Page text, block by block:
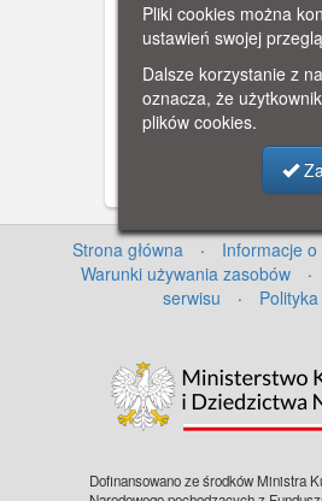
Gdańsk - Oliwa,
Górze Kościuszki
Pomnik wzniesiony na
(pomiędzy ob. ulicami: Spacerową i
Kościerską, obok
.Upamiętniał zwiedzanie
przez królową Luizę i jej
Prus, Fryderyka Wilhelma
1797 r.
Strona główna
· Informacje
Warunki używania zasobów
·
serwisu
·
Dofinansowano ze środków Ministra
Pliki cookies można
ustawień swojej
Dalsze korzystanie z
oznacza, że
plików cookies.